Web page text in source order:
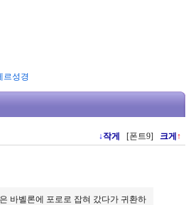
르성경
↓작게 [폰트9] 크게 ↑
바벨론에 포로로 잡혀 갔다가 귀환하